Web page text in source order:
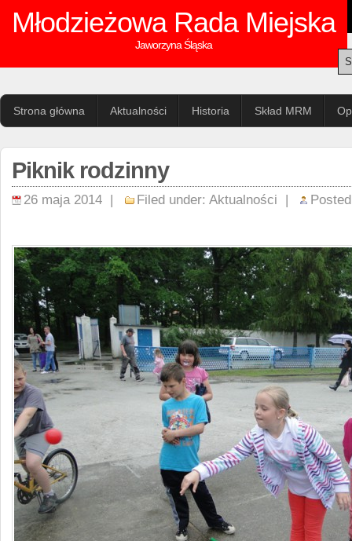
Młodzieżowa Rada Miejska
Jaworzyna Śląska
Strona główna Aktualności Historia Skład MRM
Piknik rodzinny
26 maja 2014 | Filed under: Aktualności |